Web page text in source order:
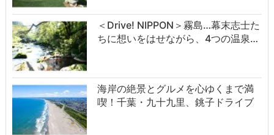
＜Drive! NIPPON＞霧島…幕末志士た
ちに想いをはせながら、4つの温泉…
海岸の絶景とグルメを心ゆくまで満
喫！千葉・九十九里、銚子ドライブ